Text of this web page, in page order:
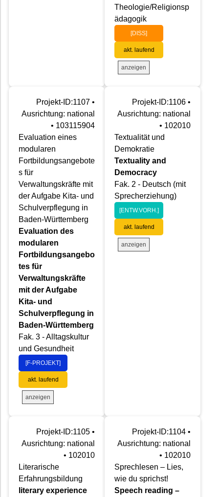
Theologie/Religionsp
ädagogik
[DISS]
akt. laufend
anzeigen
Projekt-ID:1107 •
Ausrichtung: national
• 103115904
Evaluation eines
modularen
Fortbildungsangebote
s für
Verwaltungskräfte mit
der Aufgabe Kita- und
Schulverpflegung in
Baden-Württemberg
Evaluation des
modularen
Fortbildungsangebo
tes für
Verwaltungskräfte
mit der Aufgabe
Kita- und
Schulverpflegung in
Baden-Württemberg
Fak. 3 - Alltagskultur
und Gesundheit
[F-PROJEKT]
akt. laufend
anzeigen
Projekt-ID:1106 •
Ausrichtung: national
• 102010
Textualität und
Demokratie
Textuality and
Democracy
Fak. 2 - Deutsch (mit
Sprecherziehung)
[ENTW.VORH.]
akt. laufend
anzeigen
Projekt-ID:1105 •
Ausrichtung: national
• 102010
Literarische
Erfahrungsbildung
literary experience
Projekt-ID:1104 •
Ausrichtung: national
• 102010
Sprechlesen – Lies,
wie du sprichst!
Speech reading –